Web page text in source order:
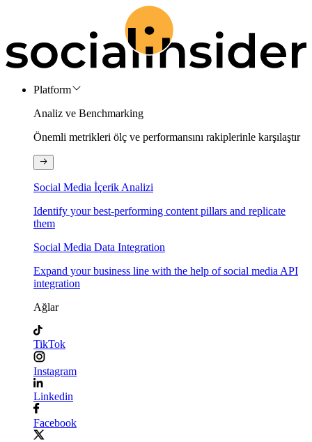
Platform
Analiz ve Benchmarking
Önemli metrikleri ölç ve performansını rakiplerinle karşılaştır
Social Media İçerik Analizi
Identify your best-performing content pillars and replicate
them
Social Media Data Integration
Expand your business line with the help of social media API
integration
Ağlar
TikTok
Instagram
Linkedin
Facebook